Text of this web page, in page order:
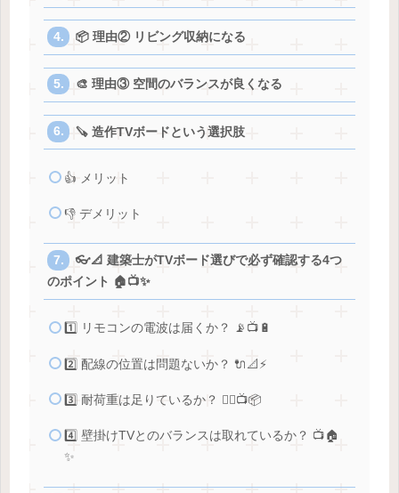
📦 理由② リビング収納になる
🎨 理由③ 空間のバランスが良くなる
🪚 造作TVボードという選択肢
👍 メリット
👎 デメリット
👓📐 建築士がTVボード選びで必ず確認する4つ
のポイント 🏠📺✨
1️⃣ リモコンの電波は届くか？ 📡📺🔋
2️⃣ 配線の位置は問題ないか？ 🔌📐⚡
3️⃣ 耐荷重は足りているか？ 🏋️‍♂️📺📦
4️⃣ 壁掛けTVとのバランスは取れているか？ 📺🏠
✨